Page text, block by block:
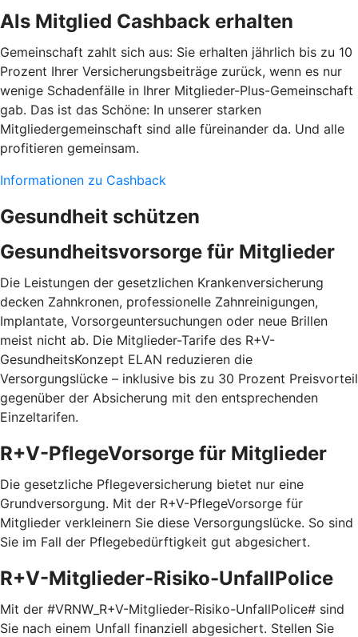
Als Mitglied Cashback erhalten
Gemeinschaft zahlt sich aus: Sie erhalten jährlich bis zu 10
Prozent Ihrer Versicherungsbeiträge zurück, wenn es nur
wenige Schadenfälle in Ihrer Mitglieder-Plus-Gemeinschaft
gab. Das ist das Schöne: In unserer starken
Mitgliedergemeinschaft sind alle füreinander da. Und alle
profitieren gemeinsam.
Informationen zu Cashback
Gesundheit schützen
Gesundheitsvorsorge für Mitglieder
Die Leistungen der gesetzlichen Krankenversicherung
decken Zahnkronen, professionelle Zahnreinigungen,
Implantate, Vorsorgeuntersuchungen oder neue Brillen
meist nicht ab. Die Mitglieder-Tarife des R+V-
GesundheitsKonzept ELAN reduzieren die
Versorgungslücke – inklusive bis zu 30 Prozent Preis­vorteil
gegenüber der Absicherung mit den entspre­chenden
Einzel­tarifen.
R+V-PflegeVorsorge für Mitglieder
Die gesetzliche Pflegeversicherung bietet nur eine
Grundversorgung. Mit der R+V-PflegeVorsorge für
Mitglieder verkleinern Sie diese Versorgungslücke. So sind
Sie im Fall der Pflegebedürftigkeit gut abgesichert.
R+V-Mitglieder-Risiko-UnfallPolice
Mit der #VRNW_R+V-Mitglieder-Risiko-UnfallPolice# sind
Sie nach einem Unfall finanziell abgesichert. Stellen Sie